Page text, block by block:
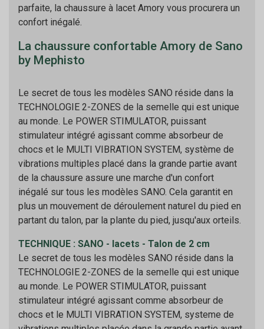
parfaite, la chaussure à lacet Amory vous procurera un
confort inégalé.
La chaussure confortable Amory de Sano
by Mephisto
Le secret de tous les modèles SANO réside dans la
TECHNOLOGIE 2-ZONES de la semelle qui est unique
au monde. Le POWER STIMULATOR, puissant
stimulateur intégré agissant comme absorbeur de
chocs et le MULTI VIBRATION SYSTEM, système de
vibrations multiples placé dans la grande partie avant
de la chaussure assure une marche d'un confort
inégalé sur tous les modèles SANO. Cela garantit en
plus un mouvement de déroulement naturel du pied en
partant du talon, par la plante du pied, jusqu'aux orteils.
TECHNIQUE : SANO - lacets - Talon de 2 cm
Le secret de tous les modèles SANO réside dans la
TECHNOLOGIE 2-ZONES de la semelle qui est unique
au monde. Le POWER STIMULATOR, puissant
stimulateur intégré agissant comme absorbeur de
chocs et le MULTI VIBRATION SYSTEM, systeme de